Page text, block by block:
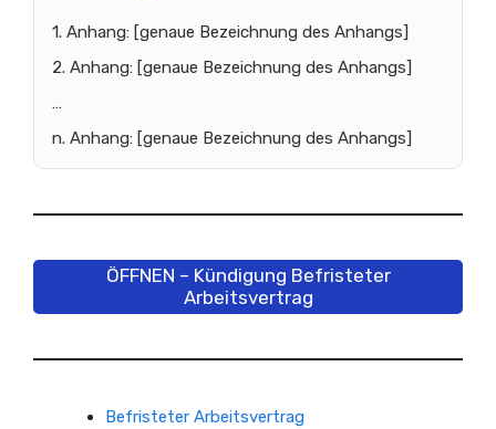
1. Anhang: [genaue Bezeichnung des Anhangs]
2. Anhang: [genaue Bezeichnung des Anhangs]
…
n. Anhang: [genaue Bezeichnung des Anhangs]
ÖFFNEN – Kündigung Befristeter
Arbeitsvertrag
Befristeter Arbeitsvertrag